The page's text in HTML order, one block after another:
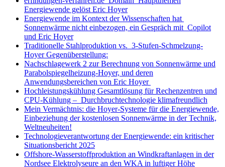
Energiewende gelöst Eric Hoyer
Energiewende im Kontext der Wissenschaften hat
Sonnenwärme nicht einbezogen, ein Gespräch mit Copilot
und Eric Hoyer
Traditionelle Stahlproduktion vs. 3-Stufen-Schmelzung-
Hoyer Gegenüberstellung:
Nachschlagewerk 2 zur Berechnung von Sonnenwärme und
Parabolspiegelheizung-Hoyer, und deren
Anwendungsbereichen von Eric Hoyer
Hochleistungskühlung Gesamtlösung für Rechenzentren und
CPU-Kühlung – Durchbruchtechnologie klimafreundlich
Mein Vermächtnis: die Hoyer-Systeme für die Energiewende,
Einbeziehung der kostenlosen Sonnenwärme in der Technik,
Weltneuheiten!
Technologieverantwortung der Energiewende: ein kritischer
Situationsbericht 2025
Offshore-Wasserstoffproduktion an Windkraftanlagen in der
Nordsee Elektrolyseure an den WKA in luftiger Höhe